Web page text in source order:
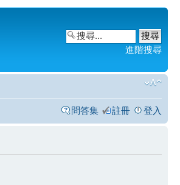
進階搜尋
問答集 註冊 登入